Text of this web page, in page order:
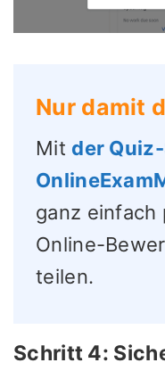
Nur damit
Mit der
ganz einfach
Online-
teilen.
Schritt 4: